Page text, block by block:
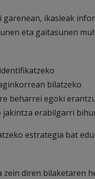
garenean, ikasleak
eta gaitasunen
bilatzeko
beharrei egoki
jakintza erabilgarri
estrategia bat
zein diren bilaketaren